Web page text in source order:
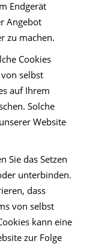
Endgerät
Angebot
zu machen.
Cookies
selbst
auf Ihrem
Solche
Website
Sie das Setzen
unterbinden.
dass
von selbst
kann eine
zur Folge